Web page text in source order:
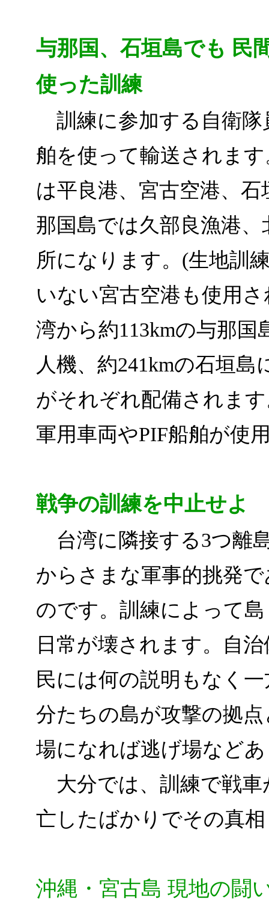
与那国、石垣島でも 民
使った訓練
訓練に参加する自衛隊
舶を使って輸送されま
は平良港、宮古空港、
那国島では久部良漁港
所になります。(生地訓
いない宮古空港も使用
湾から約113kmの与那
人機、約241kmの石垣
がそれぞれ配備されま
軍用車両やPIF船舶が使
戦争の訓練を中止せよ
台湾に隣接する3つ離
からさまな軍事的挑発
のです。訓練によって
日常が壊されます。自
民には何の説明もなく
分たちの島が攻撃の拠
場になれば逃げ場など
大分では、訓練で戦車
亡したばかりでその真
沖縄・宮古島 現地の闘